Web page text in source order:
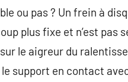
ou pas ? Un frein à
plus fixe et n’est
le aigreur du
support en contact